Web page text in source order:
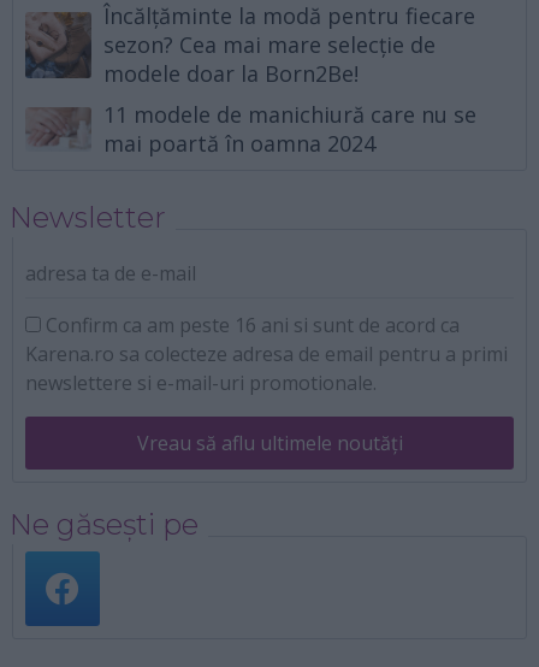
Încălțăminte la modă pentru fiecare
sezon? Cea mai mare selecție de
modele doar la Born2Be!
11 modele de manichiură care nu se
mai poartă în oamna 2024
Newsletter
adresa ta de e-mail
Confirm ca am peste 16 ani si sunt de acord ca
Karena.ro sa colecteze adresa de email pentru a primi
newslettere si e-mail-uri promotionale.
Vreau să aflu ultimele noutăți
Ne găsești pe